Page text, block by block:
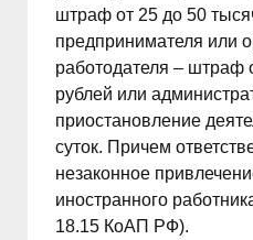
штраф от 25 до 50
предпринимателя или
работодателя – штраф
рублей или
приостановление
суток. Причем
незаконное
иностранного
18.15 КоАП РФ).